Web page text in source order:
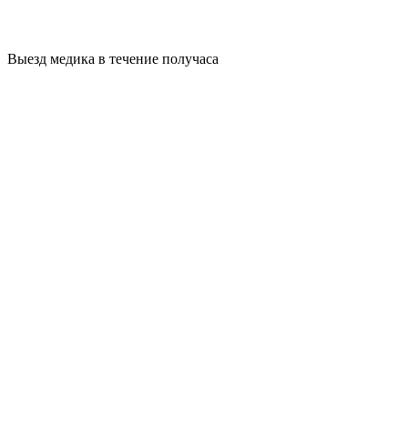
Выезд медика в течение получаса